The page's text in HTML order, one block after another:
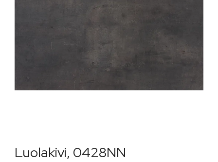
Luolakivi, 0428NN